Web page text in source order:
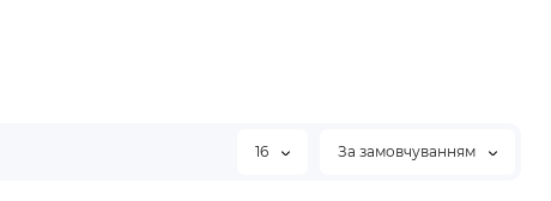
16 За замовчуванням